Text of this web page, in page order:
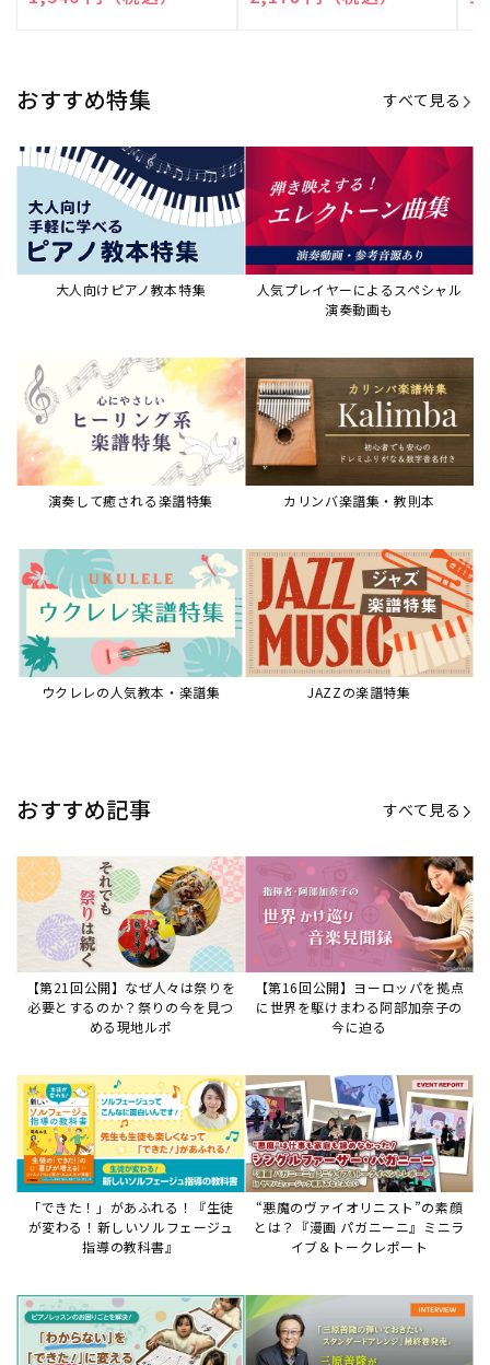
JAZZの楽譜特集
おすすめ記事 すべて見る
【第21回公開】なぜ人々は祭りを
必要とするのか？祭りの今を見つ
める現地ルポ
【第16回公開】ヨーロッパを拠点
に世界を駆けまわる阿部加奈子の
今に迫る
「できた！」があふれる！『生徒
指導の教科書』
イブ＆トークレポート
ード活用術
サイトからのお知らせ
ータについて
2026年7月27日